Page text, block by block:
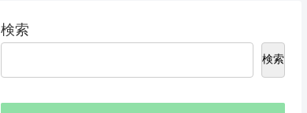
検索
検索